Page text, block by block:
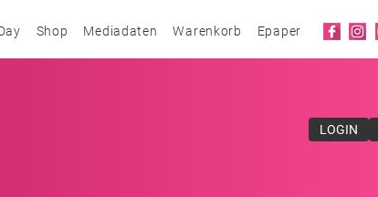
Shop Mediadaten Warenkorb Epaper
LOGIN